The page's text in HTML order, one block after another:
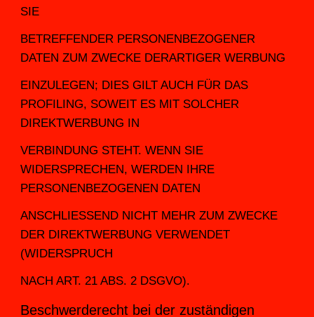
SIE
BETREFFENDER PERSONENBEZOGENER
DATEN ZUM ZWECKE DERARTIGER WERBUNG
EINZULEGEN; DIES GILT AUCH FÜR DAS
PROFILING, SOWEIT ES MIT SOLCHER
DIREKTWERBUNG IN
VERBINDUNG STEHT. WENN SIE
WIDERSPRECHEN, WERDEN IHRE
PERSONENBEZOGENEN DATEN
ANSCHLIESSEND NICHT MEHR ZUM ZWECKE
DER DIREKTWERBUNG VERWENDET
(WIDERSPRUCH
NACH ART. 21 ABS. 2 DSGVO).
Beschwerderecht bei der zuständigen